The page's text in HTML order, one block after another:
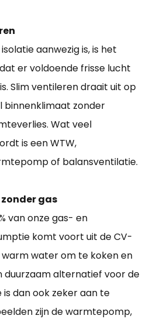
aanwezig is, is het
er voldoende frisse lucht
Slim ventileren draait uit op
binnenklimaat zonder
Wat veel
is een WTW,
of balansventilatie.
gas
van onze gas- en
komt voort uit de CV-
water om te koken en
duurzaam alternatief voor de
dan ook zeker aan te
zijn de warmtepomp,